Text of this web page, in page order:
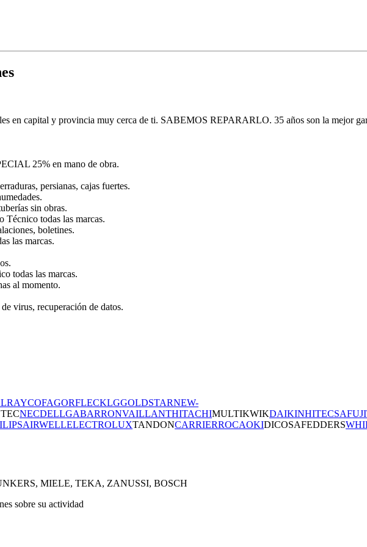
en capital y provincia muy cerca de ti. SABEMOS REPARARLO. 35 años son la mejor
25% en mano de obra.
persianas, cajas fuertes.
sin obras.
todas las marcas.
boletines.
las marcas.
todas las marcas.
al momento.
virus, recuperación de datos.
RAYCOFAGORFLECKLGGOLDSTARNEW-
NECDELLGABARRONVAILLANTHITACHIMULTIKWIKDAIKINHITECSA
AIRWELLELECTROLUXTANDONCARRIERROCAOKIDICOSAFEDDERS
MIELE, TEKA, ZANUSSI, BOSCH
sobre su actividad